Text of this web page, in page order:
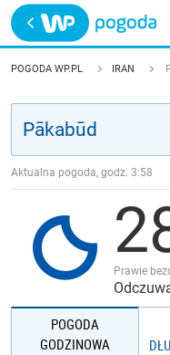
Trwa ładowanie
POLSKA
JAKOŚĆ POWIETRZA
POGODA WP.PL IRAN
Aktualna pogoda, godz. 3:58
Prawie
POGODA
GODZINOWA